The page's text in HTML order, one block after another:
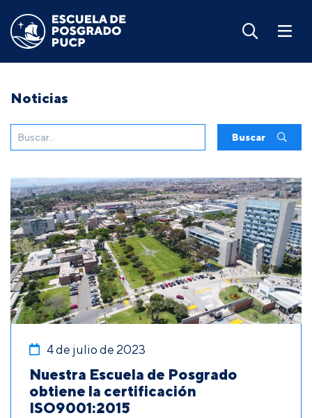
Noticias
Buscar
4 de julio de 2023
Nuestra Escuela de Posgrado
obtiene la certificación
ISO9001:2015